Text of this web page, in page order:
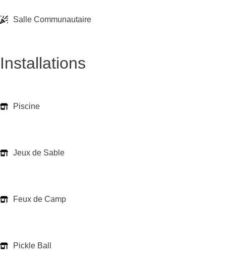
Salle Communautaire
Installations
Piscine
Jeux de Sable
Feux de Camp
Pickle Ball